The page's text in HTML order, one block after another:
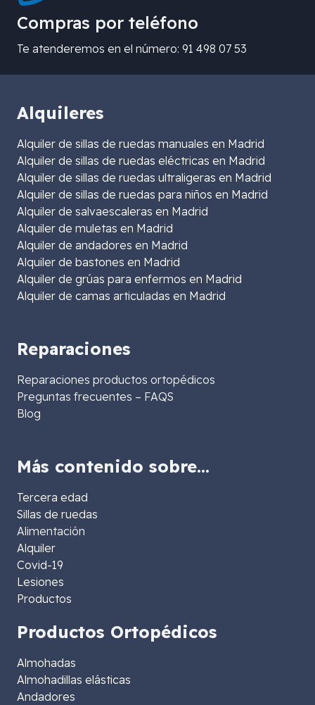
Compras por teléfono
Te atenderemos en el número: 91 498 07 53
Alquileres
Alquiler de sillas de ruedas manuales en Madrid
Alquiler de sillas de ruedas eléctricas en Madrid
Alquiler de sillas de ruedas ultraligeras en Madrid
Alquiler de sillas de ruedas para niños en Madrid
Alquiler de salvaescaleras en Madrid
Alquiler de muletas en Madrid
Alquiler de andadores en Madrid
Alquiler de bastones en Madrid
Alquiler de grúas para enfermos en Madrid
Alquiler de camas articuladas en Madrid
Reparaciones
Reparaciones productos ortopédicos
Preguntas frecuentes – FAQS
Blog
Más contenido sobre…
Tercera edad
Sillas de ruedas
Alimentación
Alquiler
Covid-19
Lesiones
Productos
Productos Ortopédicos
Almohadas
Almohadillas elásticas
Andadores